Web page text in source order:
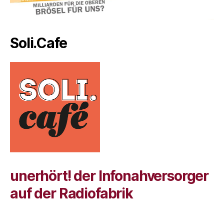
Soli.Cafe
unerhört! der Infonahversorger
auf der Radiofabrik